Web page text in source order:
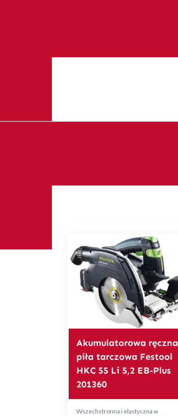
Akumulatorowa ręczna
piła tarczowa Festool
HKC 55 Li 5,2 EB-Plus
201360
Wszechstronna i elastyczna w